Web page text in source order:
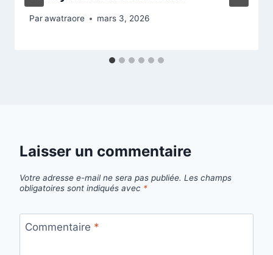
Parawatraore mars 3, 2026
Laisser un commentaire
Votre adresse e-mail ne sera pas publiée. Les champs
obligatoires sont indiqués avec *
Commentaire *